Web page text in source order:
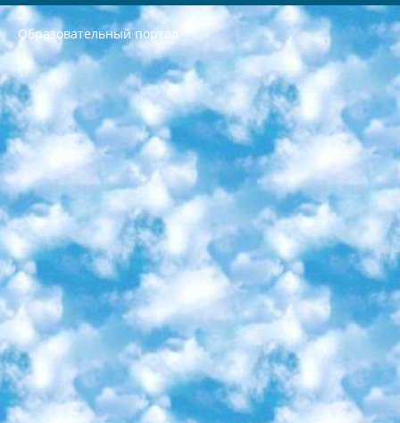
Образовательный портал
РЕСПУБЛИКА УЗБЕКИСТАН МИНИСТРЕРСТВО ДОШКОЛЬНОГО И ШКОЛЬНОГО ОБРАЗОВАНИЯ КОМАНДА в общеобразовательных учреждениях в 2023-2024 учебном году организация и проведение итоговой государственной аттестации обучающихся о Министра дошкольного и школьного образования Республики Узбекистан от 4 марта 2008 года (постановлением Минюста от 20 марта 2008 года № 1778 государственной регистрации) «Итоговое состояние учащихся общего среднего образования на основании положения об утверждении положения об аттестации общего среднего образования выпускной экзамен студентов в образовательных учреждениях в 2023-2024 учебном году В целях организации и прохождения аттестации приказываю: 1. Следующее: перечень предметов, по которым будет проводиться итоговая государственная аттестация и экзамен формы перевода согласно приложению 1; сертификаты международного образца, оценивающие уровень владения иностранными языками перечень согласно приложению 2; 2. Педагогический при специализированных образовательных учреждениях. научно-практический центр квалификации и международной оценки (Д.Давидова) 2024 г. До 25 марта: задания по предметам, по которым будет проводиться итоговая аттестация разработка и утверждение технических условий; итоговая аттестация на основании разработанного предметного задания разработка вопросов по предметам (устно и письменно), экзамен передача; общеобразовательные средние школы и специальные учебные заведения учащиеся выпускных классов школ и интернатов в агентской системе подготовка базы данных экзаменационных материалов и критериев оценки; перевод базы экзаменационных материалов на все языки обучения подать в Республиканский образовательный центр для изготовления; варианты экзаменов на основе разработанных контрольных материалов пусть будут поставлены задачи формирования. 3. Республиканский образовательный центр (Ш.Худайкулов) до 5 апреля 2024 года. до: база данных предоставленных экзаменационных материалов на все языки обучения перевод и экспертиза; для слепых, слабовидящих, глухих, слабослышащих и умственно отсталых детей учащиеся выпускных классов специализированных школ и школ-интернатов база данных экзаменационных материалов на всех преподаваемых языках подготовка критериев оценки; специализированные школы для умственно отсталых детей и технологии для учащихся выпускных классов школ-интернатов разработка соответствующих рекомендаций и критериев проведения ЕГЭ по естествознанию давать задания. 4. Педагогический при специализированных образовательных учреждениях. Научно-практический центр навыков и международной оценки (Д.Давидова), Республика образовательный центр (Худайкулов Ш.) итоговый государственный аттестационный экзамен ориентирован на творческое и логическое мышление при подготовке базы материалов учитывать введение заданий. 5. Следует отметить, что: сертификат государственного образца о знании общеобразовательного предмета и как минимум национальный уровень B1 по предметам на иностранных языках, указанным в Приложении 2. или международно признанный сертификат эквивалентного уровня студенты, изучающие определенный предмет, освобождаются от экзамена; по соответствующим предметам запланирована итоговая государственная аттестация за день до дня, путем жеребьевки Рабочей группой (в письменной форме по предметам, проводимым в форме) из числа сформированных вариантов выбрано 2 варианта; 2 выбранных варианта экзамена анонсированы на официальном сайте министерства и все выпускники по всей стране на основе этих вариантов проводит итоговую государственную аттестацию. 6. Государственное образование учащихся средних общеобразовательных учреждений. знания в соответствии с квалификационными требованиями, которые необходимо приобрести на основании стандартов итоговый (выпускной) контроль для 9 и 11 классов в целях тестирования Экзамены (далее – экзамены) состоят из предметов, перечисленных в приложении 1. будет сделано. 7. Экзамены пройдут с 26 мая по 15 июня 2024 г. (кроме науки физического воспитания). 8. Физическая для учащихся 9 классов общесредних образовательных учреждений. Экзамены по предмету «Образование, квалификация медицина» 1-6 мая 2024 года. сотрудники перевести под присмотр (с отклонениями в физическом или умственном развитии) специализированная школа для детей, школы-интернаты и со сколиозом школы-интернаты санаторного типа для больных детей исключены). 9. Он был слепым, слабовидящим и имел нарушения опорно-двигательного аппарата. экзамены в специализированных школах и интернатах для детей должны проводиться исходя из требований, предъявляемых к общеобразовательным учреждениям (физкультура кроме науки). 10. Специализированная школа для глухих и слабослышащих детей. и экзамены в интернатах и быть реализован в виде письменного теста по математике. 11. Специальность для умственно отсталых детей. Для 9 класса Родной язык и литературное письмо Государственный язык (язык обучения – узбекский). для неклассов) написано Математическое письмо Письменная/устная история Узбекистана Физическое воспитание практично Итоговый контроль Для 11 класса Написание родного языка и литературы (эссе) Математическое письмо Узбекский язык (обучение на узбекском языке) не посещающее общее среднее образование для учреждений)/Образовательное учреждение выбор письменный и устный Иностранный язык письменный/устный Письменная/устная история Узбекистана *По выбору студента:  Химия  Физика  Основы государственного права  География 10 бесплатных образовательных ресурсов - Мы составили подборку онлайн-проектов с интерактивными упражнениями, видеолекциями и статьями. Они помогут вам обрести новые и освежить старые знания бесплатно. 1. «ИНТУИТ» Старейшая образовательная площадка Рунета. Здесь вы найдёте сотни текстовых и видеокурсов на десятки различных тем — от программирования до психологии. Многие курсы подготовлены российскими университетами и крупными международными компаниями вроде Intel и Microsoft. Самостоятельное обучение бесплатное, но желающие могут оплатить услуги персональных наставников. 2. «Смартия» знакомит с актуальными профессиями и подсказывает, как им обучаться. Выбрав заинтересовавшую вас специальность — SMM-специалист, фотограф, веб-дизайнер или другую, — увидите список необходимых для неё умений. Чтобы вы могли освоить их самостоятельно, для каждого умения площадка отображает подборку ссылок на учебные материалы. Хотя «Смартия» ориентируется на русскоязычную аудиторию, часть контента всё же доступна только на английском. 3. «Лекторий Физтеха» Проект Московского физико-технического института (Физтеха). С его помощью вы можете смотреть онлайн серии лекций, записанные на видео в этом вузе. В числе доступных предметов — физика, биология, химия, информационные технологии и другие. К некоторым лекциям администрация ресурса прилагает готовые конспекты, которые можно скачивать в PDF-формате. 4. ITMOcourses Онлайн-площадка Санкт-Петербургского национального исследовательского университета информационных технологий, механики и оптики (ИТМО). Ресурс предоставляет свободный доступ к курсам, разработанным в этом вузе. Каталог материалов разбит на четыре категории: «Оптические системы и технологии», «Приборостроение и робототехника», «Информационные технологии» и «Биотехнологии». Курсы состоят из видеолекций, интерактивных демонстраций и заданий. 5. «КиберЛенинка» Электронная научная библиотека открытого доступа. Каталог площадки регулярно обрастает текстами статей из различных научных изданий. Сгруппированные по журналам и рубрикам публикации можно читать онлайн или скачивать целиком в PDF-формате. Проект нацелен на популяризацию науки за счёт открытого доступа к качественной информации. 6. «ПостНаука» На этом ресурсе публикуют подборки видеолекций, составленные экспертами из разных отраслей и объединённые общими темами. Среди них, к примеру, есть серии «Биоинформатика и геномика», «Культура средневековой Скандинавии» и Cinema Studies о теории кино. Каждая подборка лекций — логически связанная история, рассказанная экспертом от первого лица. Кроме того, на сайте появляются научно-образовательные статьи и тесты на разные темы. 7. «Newочём» Команда проекта «Newочём» отбирает самые интересные тексты из англоязычных СМИ и переводит те из них, за которые голосуют участники сообщества «ВКонтакте». По большей части это научно-популярные статьи. Редакторы придумывают лишь заголовки, в остальном содержание переводов соответствует оригиналам. Полные тексты можно читать прямо в социальной сети. 8. InternetUrok Онлайн-база материалов по основным дисциплинам школьной программы. Информация на сайте структурирована по классам, предметам и темам (урокам). Каждый урок состоит из видеолекций и конспектов. Есть также интерактивные тренажёры и тесты для закрепления пройденного материала. Даже если вы давно окончили школу, возможность повторить программу старших классов всегда может пригодиться. 9. Edutainme Ещё один ресурс об образовании. В отличие от Newtonew, как мне кажется, Edutainme больше ориентируется на представителей индустрии: педагогов, предпринимателей, разработчиков образовательных проектов. Но и любой, кто просто стремится к саморазвитию, найдёт на сайте много полезного и интересного для себя. Например, информацию о новых курсах и образовательных сервисах. 10. Newtonew Онлайн-медиа об образовании и обучении в широком смысле. Авторы Newtonew пишут об инструментах, заведениях, тактиках и стратегиях, которые помогают учить других и получать новые знания самостоятельно. На этой площадке вы найдёте новости, обзоры, аналитические мат